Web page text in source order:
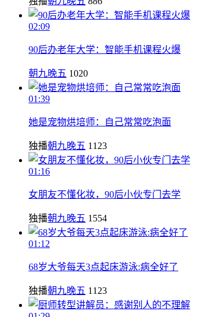
02:09
90后办老年大学：智能手机课程火爆
朝九晚五 1020
01:39
她是宠物烘培师：自己常常吃泡面
独播朝九晚五 1123
01:16
女朋友不懂化妆，90后小伙专门去学
独播朝九晚五 1554
01:12
68岁大爷每天3点起床游泳:病全好了
独播朝九晚五 1123